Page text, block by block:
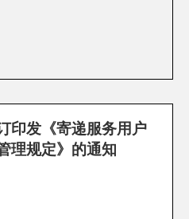
印发《寄递服务用户
理规定》的通知